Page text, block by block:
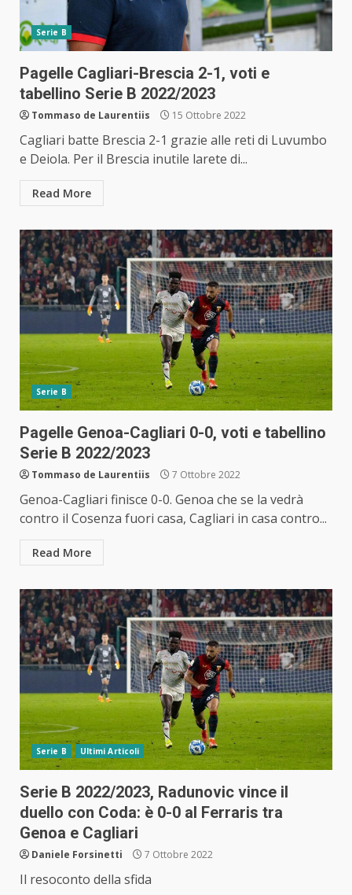
Serie B
Pagelle Cagliari-Brescia 2-1, voti e
tabellino Serie B 2022/2023
Tommaso de Laurentiis 15 Ottobre 2022
Cagliari batte Brescia 2-1 grazie alle reti di Luvumbo
e Deiola. Per il Brescia inutile larete di...
Read More
Serie B
Pagelle Genoa-Cagliari 0-0, voti e tabellino
Serie B 2022/2023
Tommaso de Laurentiis 7 Ottobre 2022
Genoa-Cagliari finisce 0-0. Genoa che se la vedrà
contro il Cosenza fuori casa, Cagliari in casa contro...
Read More
Serie B Ultimi Articoli
Serie B 2022/2023, Radunovic vince il
duello con Coda: è 0-0 al Ferraris tra
Genoa e Cagliari
Daniele Forsinetti 7 Ottobre 2022
Il resoconto della sfida